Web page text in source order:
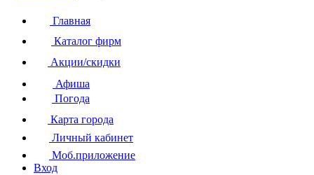
Главная
Каталог фирм
Акции/скидки
Афиша
Погода
Карта города
Личный кабинет
Моб.приложение
Вход